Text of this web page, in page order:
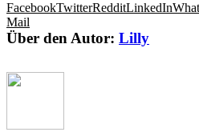
FacebookTwitterRedditLinkedIn
Mail
Über den Autor: Lilly